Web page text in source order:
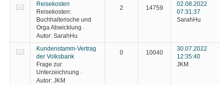
Reisekosten
Reisekosten:
Buchhalterische und
Orga Abwicklung ·
Autor: SarahHu
2 14759
02.08.2022
07:31:37
SarahHu
Kundenstamm-Vertrag
der Volksbank
Frage zur
Unterzeichnung ·
Autor: JKM
0 10040
30.07.2022
12:35:40
JKM